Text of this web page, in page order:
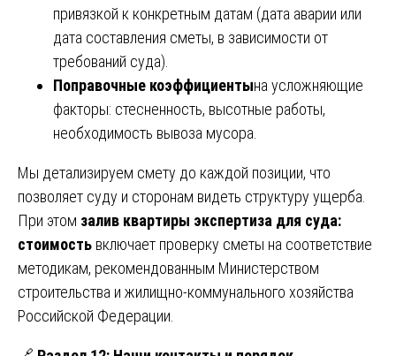
привязкой к конкретным датам (дата аварии или
дата составления сметы, в зависимости от
требований суда).
Поправочные коэффициентына усложняющие
факторы: стесненность, высотные работы,
необходимость вывоза мусора.
Мы детализируем смету до каждой позиции, что
позволяет суду и сторонам видеть структуру ущерба.
При этом залив квартиры экспертиза для суда:
стоимость включает проверку сметы на соответствие
методикам, рекомендованным Министерством
строительства и жилищно-коммунального хозяйства
Российской Федерации.